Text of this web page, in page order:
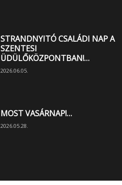
STRANDNYITÓ CSALÁDI NAP A
SZENTESI
ÜDÜLŐKÖZPONTBAN!…
2026.06.05.
MOST VASÁRNAP!…
2026.05.28.